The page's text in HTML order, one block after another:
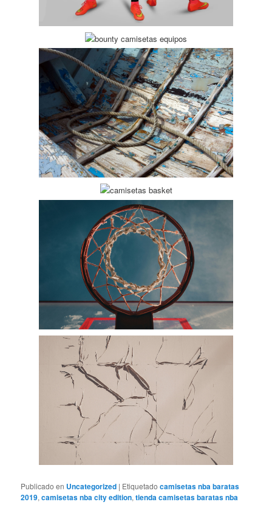
Publicado en Uncategorized | Etiquetado camisetas nba baratas
2019,camisetas nba city edition,tienda camisetas baratas nba